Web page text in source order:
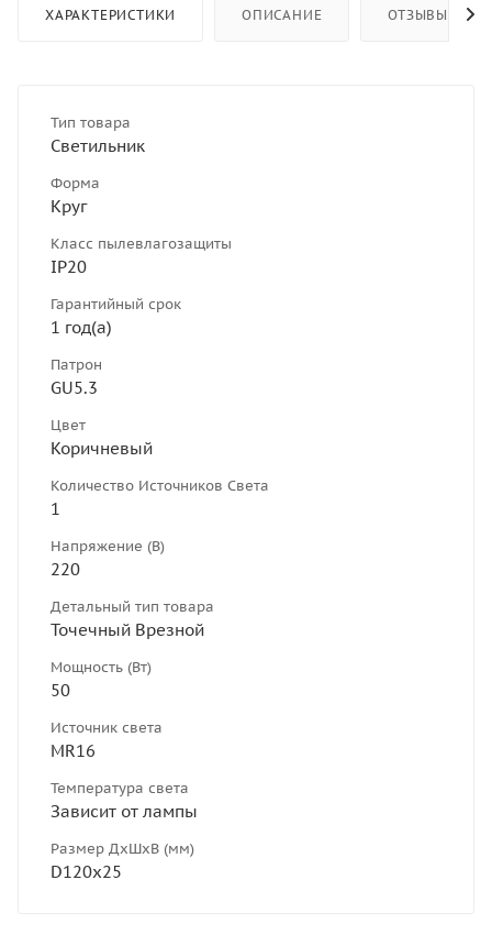
ХАРАКТЕРИСТИКИ ОПИСАНИЕ ОТЗЫВЫ
Тип товара
Светильник
Форма
Круг
Класс пылевлагозащиты
IP20
Гарантийный срок
1 год(а)
Патрон
GU5.3
Цвет
Коричневый
Количество Источников Света
1
Напряжение (В)
220
Детальный тип товара
Точечный Врезной
Мощность (Вт)
50
Источник света
MR16
Температура света
Зависит от лампы
Размер ДхШхВ (мм)
D120х25